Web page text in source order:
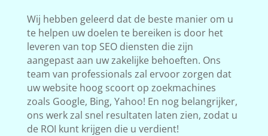
Wij hebben geleerd dat de beste manier om u
te helpen uw doelen te bereiken is door het
leveren van top SEO diensten die zijn
aangepast aan uw zakelijke behoeften. Ons
team van professionals zal ervoor zorgen dat
uw website hoog scoort op zoekmachines
zoals Google, Bing, Yahoo! En nog belangrijker,
ons werk zal snel resultaten laten zien, zodat u
de ROI kunt krijgen die u verdient!